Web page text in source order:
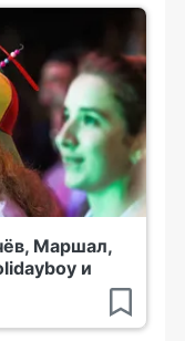
Маршал,
и